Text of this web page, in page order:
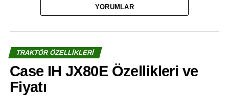
YORUMLAR
TRAKTÖR ÖZELLIKLERI
Case IH JX80E Özellikleri ve
Fiyatı